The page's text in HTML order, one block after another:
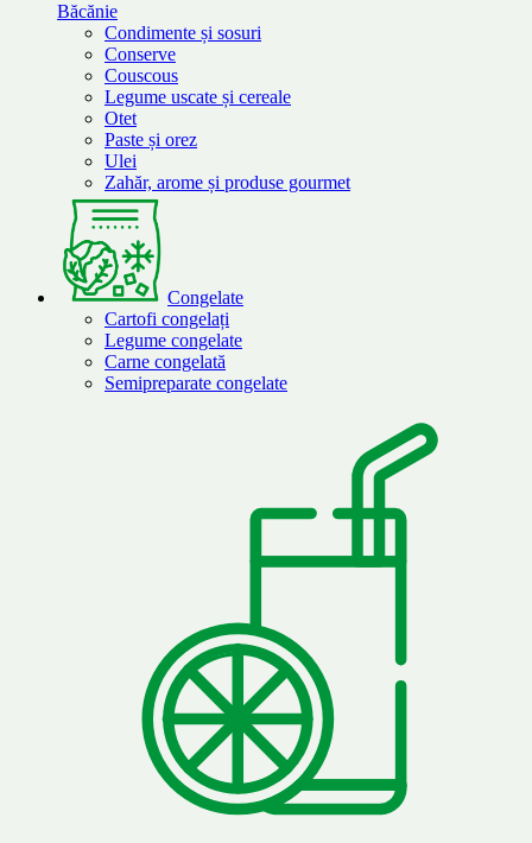
Băcănie
Condimente și sosuri
Conserve
Couscous
Legume uscate și cereale
Otet
Paste și orez
Ulei
Zahăr, arome și produse gourmet
Congelate
Cartofi congelați
Legume congelate
Carne congelată
Semipreparate congelate